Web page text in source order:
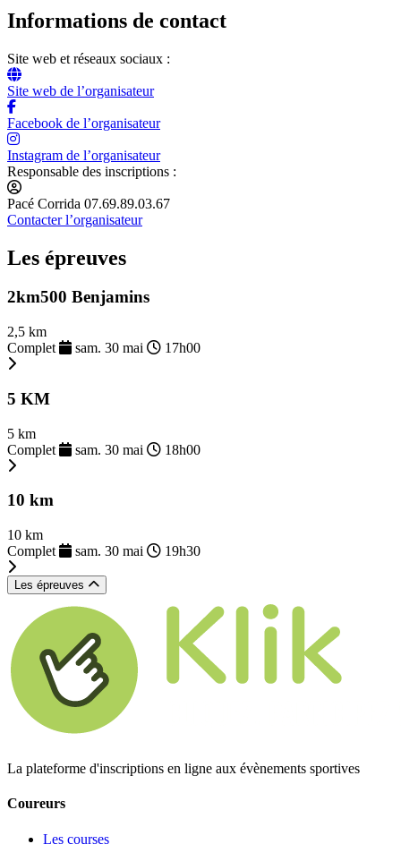
Informations de contact
Site web et réseaux sociaux :
Site web de l’organisateur
Facebook de l’organisateur
Instagram de l’organisateur
Responsable des inscriptions :
Pacé Corrida 07.69.89.03.67
Contacter l’organisateur
Les épreuves
2km500 Benjamins
2,5 km
Complet
sam. 30 mai 17h00
5 KM
5 km
Complet
sam. 30 mai 18h00
10 km
10 km
Complet
sam. 30 mai 19h30
Les épreuves
La plateforme d'inscriptions en ligne aux évènements sportives
Coureurs
Les courses